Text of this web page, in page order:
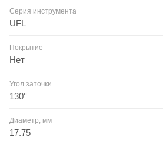
Серия инструмента
UFL
Покрытие
Нет
Угол заточки
130°
Диаметр, мм
17.75